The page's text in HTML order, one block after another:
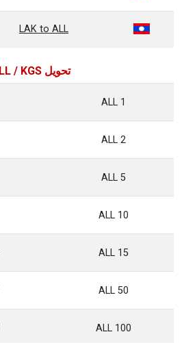
LAK to ALL
تحويل ALL / KGS
1 ALL
2 ALL
5 ALL
10 ALL
15 ALL
50 ALL
100 ALL